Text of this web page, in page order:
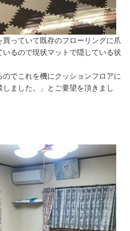
っていて既存のフローリングに爪
るので現状マットで隠している状
のでこれを機にクッションフロアに
ました。」とご要望を頂きまし